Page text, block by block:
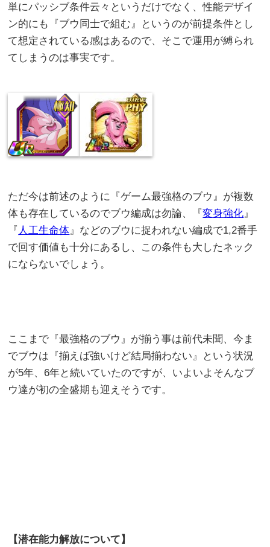
単にパッシブ条件云々というだけでなく、性能デザイ
ン的にも『ブウ同士で組む』というのが前提条件とし
て想定されている感はあるので、そこで運用が縛られ
てしまうのは事実です。
ただ今は前述のように『ゲーム最強格のブウ』が複数
体も存在しているのでブウ編成は勿論、『変身強化 』
『 人工生命体 』などのブウに捉われない編成で1,2番手
で回す価値も十分にあるし、この条件も大したネック
にならないでしょう。
ここまで『最強格のブウ』が揃う事は前代未聞、今ま
でブウは『揃えば強いけど結局揃わない』という状況
が5年、6年と続いていたのですが、いよいよそんなブ
ウ達が初の全盛期も迎えそうです。
【潜在能力解放について】